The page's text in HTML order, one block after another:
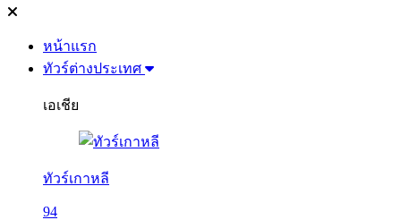
หน้าแรก
ทัวร์ต่างประเทศ
เอเชีย
ทัวร์เกาหลี
94